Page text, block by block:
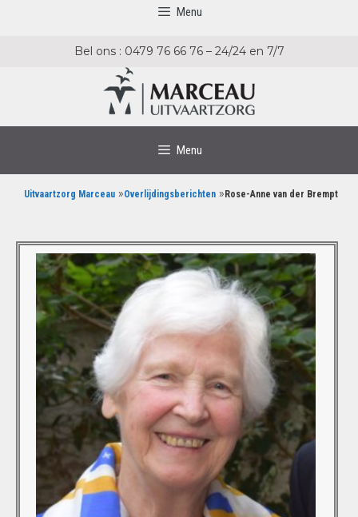
Menu
Bel ons : 0479 76 66 76 – 24/24 en 7/7
Menu
Uitvaartzorg Marceau »Overlijdingsberichten »Rose-Anne van der Brempt